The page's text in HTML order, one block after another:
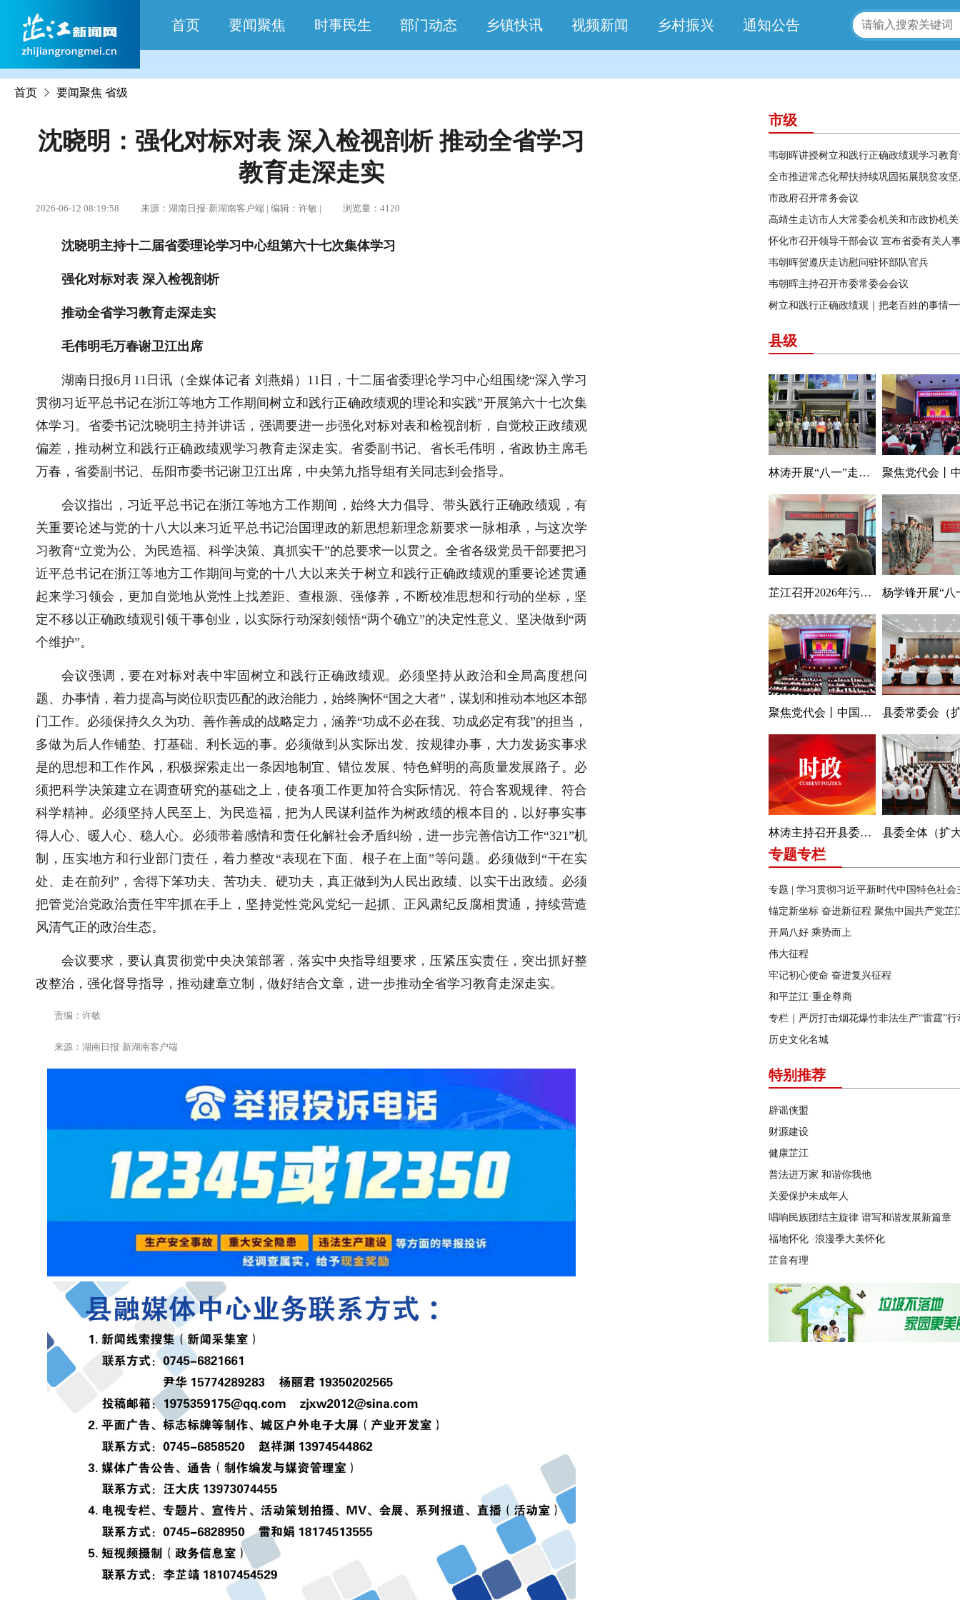
首页 要闻聚焦 时事民生 部门动态 乡镇快讯 视频新闻 乡村振兴 通知公告
首页 要闻聚焦 省级
沈晓明：强化对标对表 深入检视剖析 推动全省学习
教育走深走实
2026-06-12 08:19:58 来源：湖南日报·新湖南客户端 | 编辑：许敏 | 浏览量：4120
沈晓明主持十二届省委理论学习中心组第六十七次集体学习
强化对标对表 深入检视剖析
推动全省学习教育走深走实
毛伟明毛万春谢卫江出席
湖南日报6月11日讯（全媒体记者 刘燕娟）11日，十二届省委理论学习中心组围绕“深入学习
贯彻习近平总书记在浙江等地方工作期间树立和践行正确政绩观的理论和实践”开展第六十七次集
体学习。省委书记沈晓明主持并讲话，强调要进一步强化对标对表和检视剖析，自觉校正政绩观
偏差，推动树立和践行正确政绩观学习教育走深走实。省委副书记、省长毛伟明，省政协主席毛
万春，省委副书记、岳阳市委书记谢卫江出席，中央第九指导组有关同志到会指导。
会议指出，习近平总书记在浙江等地方工作期间，始终大力倡导、带头践行正确政绩观，有
关重要论述与党的十八大以来习近平总书记治国理政的新思想新理念新要求一脉相承，与这次学
习教育“立党为公、为民造福、科学决策、真抓实干”的总要求一以贯之。全省各级党员干部要把习
近平总书记在浙江等地方工作期间与党的十八大以来关于树立和践行正确政绩观的重要论述贯通
起来学习领会，更加自觉地从党性上找差距、查根源、强修养，不断校准思想和行动的坐标，坚
定不移以正确政绩观引领干事创业，以实际行动深刻领悟“两个确立”的决定性意义、坚决做到“两
个维护”。
会议强调，要在对标对表中牢固树立和践行正确政绩观。必须坚持从政治和全局高度想问
题、办事情，着力提高与岗位职责匹配的政治能力，始终胸怀“国之大者”，谋划和推动本地区本部
门工作。必须保持久久为功、善作善成的战略定力，涵养“功成不必在我、功成必定有我”的担当，
多做为后人作铺垫、打基础、利长远的事。必须做到从实际出发、按规律办事，大力发扬实事求
是的思想和工作作风，积极探索走出一条因地制宜、错位发展、特色鲜明的高质量发展路子。必
须把科学决策建立在调查研究的基础之上，使各项工作更加符合实际情况、符合客观规律、符合
科学精神。必须坚持人民至上、为民造福，把为人民谋利益作为树政绩的根本目的，以好事实事
得人心、暖人心、稳人心。必须带着感情和责任化解社会矛盾纠纷，进一步完善信访工作“321”机
制，压实地方和行业部门责任，着力整改“表现在下面、根子在上面”等问题。必须做到“干在实
处、走在前列”，舍得下笨功夫、苦功夫、硬功夫，真正做到为人民出政绩、以实干出政绩。必须
把管党治党政治责任牢牢抓在手上，坚持党性党风党纪一起抓、正风肃纪反腐相贯通，持续营造
风清气正的政治生态。
会议要求，要认真贯彻党中央决策部署，落实中央指导组要求，压紧压实责任，突出抓好整
改整治，强化督导指导，推动建章立制，做好结合文章，进一步推动全省学习教育走深走实。
责编：许敏
来源：湖南日报·新湖南客户端
市级
市政府召开常务会议
高靖生走访市人大常委会机关和市政协机关
韦朝晖贺遵庆走访慰问驻怀部队官兵
韦朝晖主持召开市委常委会会议
县级
林涛开展“八一”走访慰问活动
芷江召开2026年污染防治攻坚战“夏季攻势”工作推进会
聚焦党代会丨中国共产党芷江侗族自治县第九次代表大会开幕
林涛主持召开县委常委会会议
专题专栏
开局八好 乘势而上
伟大征程
牢记初心使命 奋进复兴征程
和平芷江·重企尊商
专栏｜严厉打击烟花爆竹非法生产“雷霆”行
历史文化名城
特别推荐
辟谣侠盟
财源建设
健康芷江
普法进万家 和谐你我他
关爱保护未成年人
唱响民族团结主旋律 谱写和谐发展新篇章
福地怀化 ·浪漫季大美怀化
芷音有理